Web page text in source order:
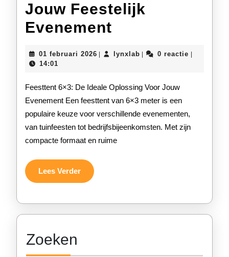
Jouw Feestelijk
Evenement
De
Ideale
Oplossing
Voor
Jouw
01 februari 2026 01
lynxlablynxlab0 reactie
14:01
Feesttent 6×3: De Ideale Oplossing Voor Jouw
Evenement Een feesttent van 6×3 meter is een
populaire keuze voor verschillende evenementen,
van tuinfeesten tot bedrijfsbijeenkomsten. Met zijn
compacte formaat en ruime
Lees VerderLees
Verder
Zoeken